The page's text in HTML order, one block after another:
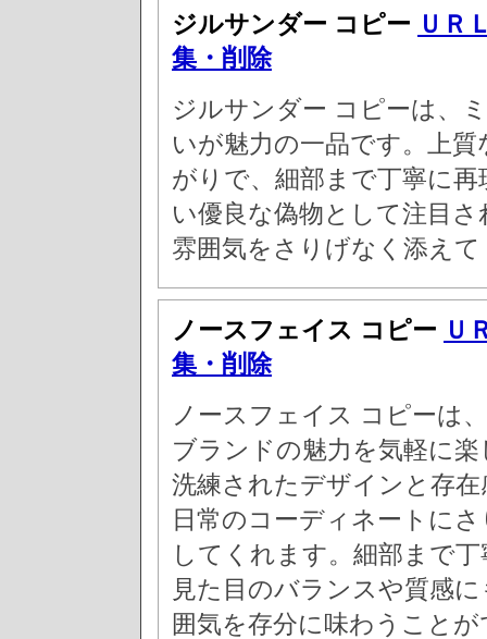
ジルサンダー コピー ＵＲ
集・削除
ジルサンダー コピーは、
いが魅力の一品です。上
がりで、細部まで丁寧に
い優良な偽物として注目
雰囲気をさりげなく添え
ノースフェイス コピー Ｕ
集・削除
ノースフェイス コピーは
ブランドの魅力を気軽に
洗練されたデザインと存
日常のコーディネートに
してくれます。細部まで
見た目のバランスや質感
囲気を存分に味わうこと